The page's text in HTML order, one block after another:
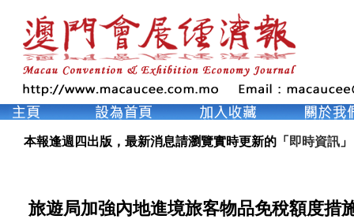
本報逢週四出版，最新消息請瀏覽實時更新的「 即時資訊 」
旅遊局加強內地進境旅客物品免稅額度措